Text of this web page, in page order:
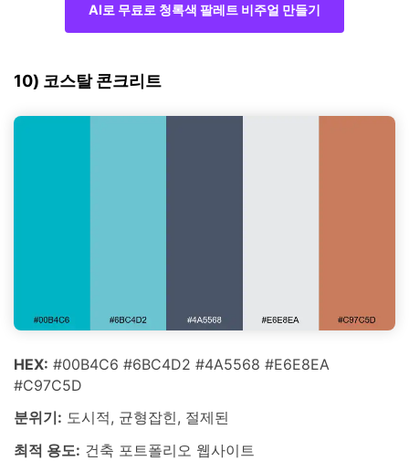
AI로 무료로 청록색 팔레트 비주얼 만들기
10) 코스탈 콘크리트
HEX: #00B4C6 #6BC4D2 #4A5568 #E6E8EA
#C97C5D
분위기: 도시적, 균형잡힌, 절제된
최적 용도: 건축 포트폴리오 웹사이트